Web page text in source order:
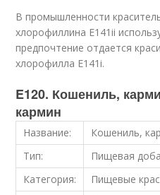
В промышленности
хлорофиллина Е141ii
предпочтение отдается
хлорофилла Е141i.
E120. Кошениль,
кармин
Название:
Кошениль,
Тип:
Пищевая
Категория:
Пищевые